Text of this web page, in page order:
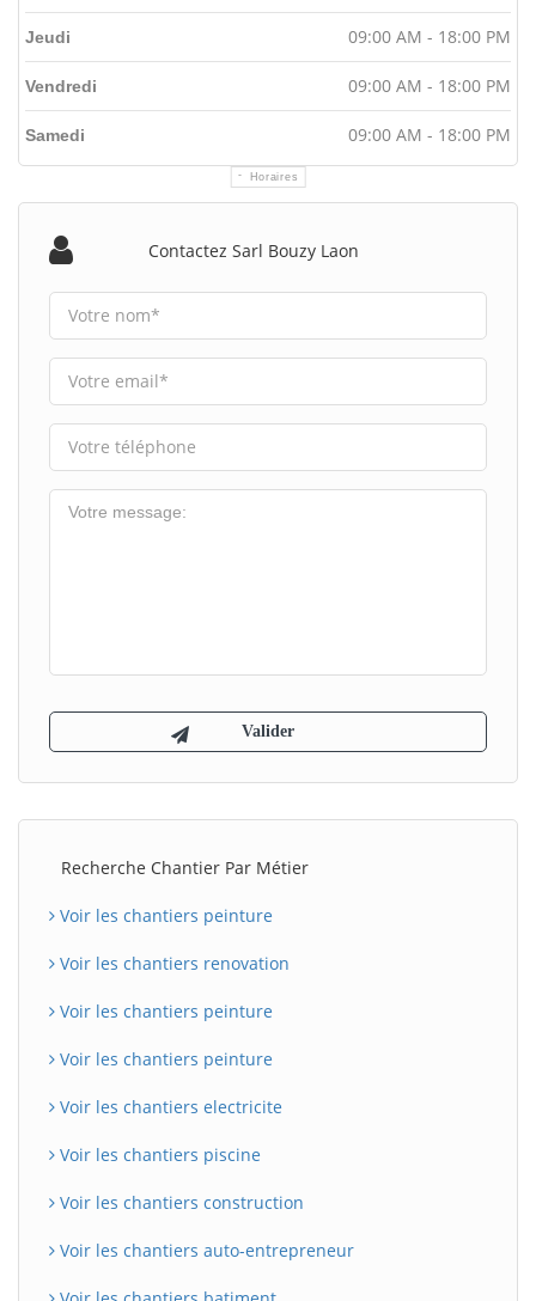
Horaires
Jeudi 09:00 AM - 18:00 PM
Vendredi 09:00 AM - 18:00 PM
Samedi 09:00 AM - 18:00 PM
Contactez Sarl Bouzy Laon
Recherche Chantier Par Métier
Voir les chantiers peinture
Voir les chantiers renovation
Voir les chantiers peinture
Voir les chantiers peinture
Voir les chantiers electricite
Voir les chantiers piscine
Voir les chantiers construction
Voir les chantiers auto-entrepreneur